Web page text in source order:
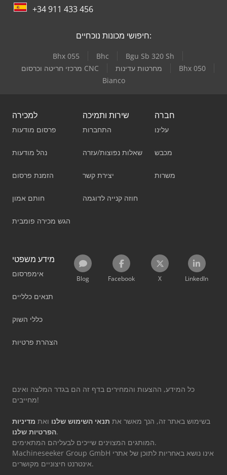
+34 911 433 456
חיפושי מכונות נוכחיים:
Bhx 055 Bhc
Bgu Sb 320 Sh
מרכזי חריטה וכרסום CNC
מחרטות עדינות
Bhx 050
Bianco
למכירה
פרסום מודעות
נהל מודעות
הזמנת פרסום
חותם אמון
הגש מכירה פומבית
שירות ותמיכה
התחברות
שאלות נפוצות/עזרה
יצירת קשר
חוזה קנייה לדוגמה
חברה
עלינו
מכבש
משרות
מידע משפטי
אימפרסום
תנאים כלליים
כללי השוק
הצהרת פרטיות
Blog Facebook X LinkedIn
כל המידע, ההצעות והמחירים בדף זה הם בגדר המלצה ואינם
מחייבים!
בשימוש באתר זה, הנך מאשר את תנאי השימוש שלנו ואת מדיניות
הפרטיות שלנו.
המותגים המצוינים שייכים לבעליהם המתאימים.
Machineseeker Group GmbH אינו נושא באחריות לתוכן של אתרי
אינטרנט חיצוניים מקושרים.